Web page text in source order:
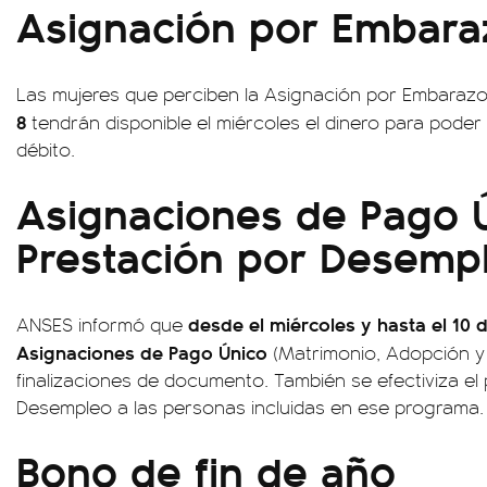
Asignación por
Las mujeres que perciben la Asignación por
8 tendrán disponible el miércoles el dinero para
débito.
Asignaciones de Pago
Prestación por
ANSES informó que desde el miércoles y hasta el 10
Asignaciones de Pago Único (Matrimonio, Adopción
finalizaciones de documento. También se efectiviza
Desempleo a las personas incluidas en ese programa.
Bono de fin de año